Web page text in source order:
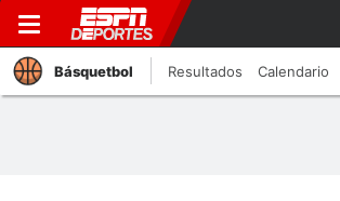
Básquetbol Resultados Calendario